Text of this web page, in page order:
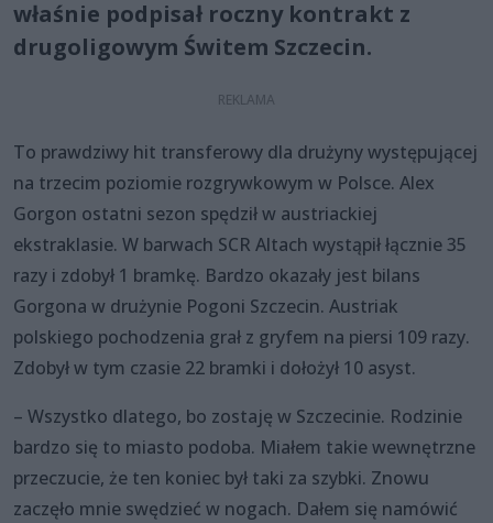
właśnie podpisał roczny kontrakt z
drugoligowym Świtem Szczecin.
To prawdziwy hit transferowy dla drużyny występującej
na trzecim poziomie rozgrywkowym w Polsce. Alex
Gorgon ostatni sezon spędził w austriackiej
ekstraklasie. W barwach SCR Altach wystąpił łącznie 35
razy i zdobył 1 bramkę. Bardzo okazały jest bilans
Gorgona w drużynie Pogoni Szczecin. Austriak
polskiego pochodzenia grał z gryfem na piersi 109 razy.
Zdobył w tym czasie 22 bramki i dołożył 10 asyst.
– Wszystko dlatego, bo zostaję w Szczecinie. Rodzinie
bardzo się to miasto podoba. Miałem takie wewnętrzne
przeczucie, że ten koniec był taki za szybki. Znowu
zaczęło mnie swędzieć w nogach. Dałem się namówić